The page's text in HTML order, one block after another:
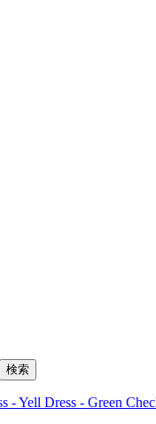
検索